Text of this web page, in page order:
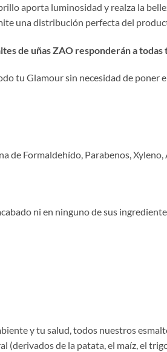
aporta luminosidad y realza la
una distribución perfecta del
de uñas ZAO responderán a todas
tu Glamour sin necesidad de poner
de Formaldehído, Parabenos,
ni en ninguno de sus
y tu salud, todos nuestros
(derivados de la patata, el maíz, el